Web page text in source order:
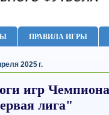
ПРАВИЛА ИГРЫ
2025 г.
игр
лига"